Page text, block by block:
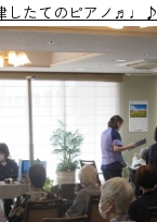
したてのピアノ♬♩♪